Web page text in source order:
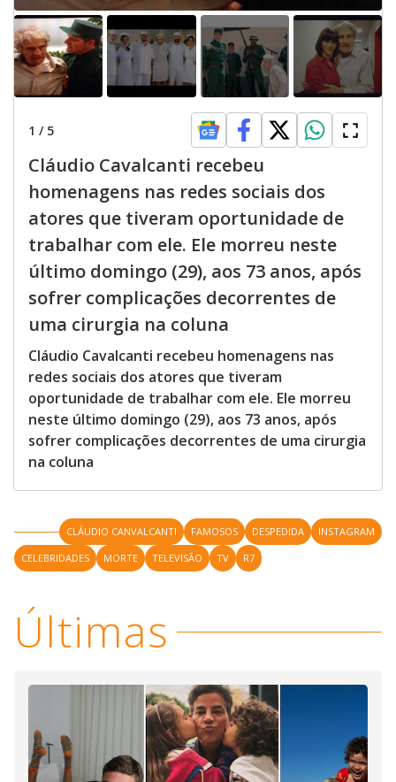
1 / 5
Cláudio Cavalcanti recebeu
homenagens nas redes sociais dos
atores que tiveram oportunidade de
trabalhar com ele. Ele morreu neste
último domingo (29), aos 73 anos, após
sofrer complicações decorrentes de
uma cirurgia na coluna
Cláudio Cavalcanti recebeu homenagens nas
redes sociais dos atores que tiveram
oportunidade de trabalhar com ele. Ele morreu
neste último domingo (29), aos 73 anos, após
sofrer complicações decorrentes de uma cirurgia
na coluna
CLÁUDIO CANVALCANTI FAMOSOS DESPEDIDA
INSTAGRAM
CELEBRIDADES
MORTE TELEVISÃO TV R7
Últimas